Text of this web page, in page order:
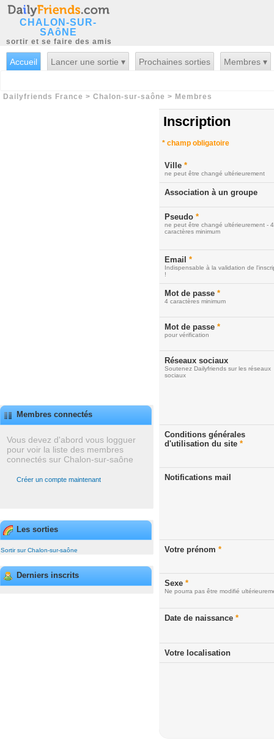
CHALON-SUR-
SAôNE
sortir et se faire des amis
Accueil Lancer une sortie ▾ Prochaines sorties Membres ▾
Dailyfriends France > Chalon-sur-saône > Membres
Membres connectés
Vous devez d'abord vous logguer
pour voir la liste des membres
connectés sur Chalon-sur-saône
Créer un compte maintenant
Les sorties
Sortir sur Chalon-sur-saône
Derniers inscrits
Inscription
* champ obligatoire
Ville *
ne peut être changé ultérieurement
Association à un groupe
Pseudo *
ne peut être changé ultérieurement - 4
caractères minimum
Email *
Indispensable à la validation de
!
Mot de passe *
4 caractères minimum
Mot de passe *
pour vérification
Réseaux sociaux
Soutenez Dailyfriends sur les réseaux
sociaux
Conditions générales
d'utilisation du site *
Notifications mail
Votre prénom *
Sexe *
Ne pourra pas être modifié
Date de naissance *
Votre localisation